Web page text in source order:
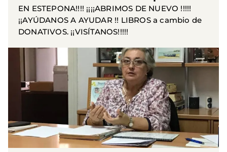
EN ESTEPONA!!!! ¡¡¡¡ABRIMOS DE NUEVO !!!!!
¡¡AYÚDANOS A AYUDAR !! LIBROS a cambio de
DONATIVOS. ¡¡VISÍTANOS!!!!!